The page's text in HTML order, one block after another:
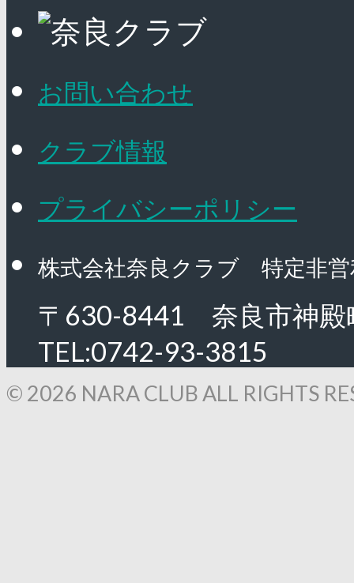
お問い合わせ
クラブ情報
プライバシーポリシー
株式会社奈良クラブ 特定非
〒630-8441 奈良市神
TEL:0742-93-3815
© 2026 NARA CLUB ALL RIGHTS